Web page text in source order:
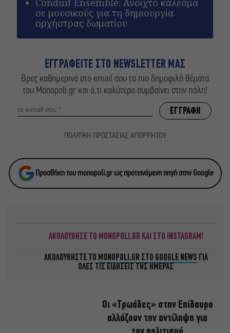
Conduit Ensemble: Ανοιχτό κάλεσμα
σε μουσικούς για τη δημιουργία
ορχήστρας δωματίου
ΕΓΓΡΑΦΕΙΤΕ ΣΤΟ NEWSLETTER ΜΑΣ
Βρες καθημερινά στο email σου τα πιο δημοφιλή θέματα
του Monopoli.gr και ό,τι καλύτερο συμβαίνει στην πόλη!
ΠΟΛΙΤΙΚΗ ΠΡΟΣΤΑΣΙΑΣ ΑΠΟΡΡΗΤΟΥ
Προσθήκη του monopoli.gr ως προτεινόμενη πηγή στην Google
ΑΚΟΛΟΥΘΗΣΕ ΤΟ MONOPOLI.GR ΚΑΙ ΣΤΟ INSTAGRAM!
ΑΚΟΛΟΥΘΗΣΤΕ ΤΟ MONOPOLI.GR ΣΤΟ GOOGLE NEWS ΓΙΑ
ΟΛΕΣ ΤΙΣ ΕΙΔΗΣΕΙΣ ΤΗΣ ΗΜΕΡΑΣ
Οι «Τρωάδες» στην Επίδαυρο
αλλάζουν την αντίληψη για